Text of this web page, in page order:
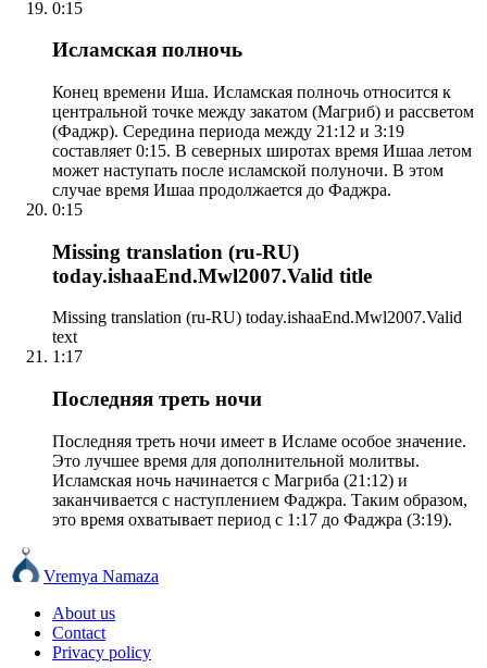
0:15
Исламская полночь
Конец времени Иша. Исламская полночь относится к
центральной точке между закатом (Магриб) и рассветом
(Фаджр). Середина периода между 21:12 и 3:19
составляет 0:15. В северных широтах время Ишаа летом
может наступать после исламской полуночи. В этом
случае время Ишаа продолжается до Фаджра.
0:15
Missing translation (ru-RU)
today.ishaaEnd.Mwl2007.Valid title
Missing translation (ru-RU) today.ishaaEnd.Mwl2007.Valid
text
1:17
Последняя треть ночи
Последняя треть ночи имеет в Исламе особое значение.
Это лучшее время для дополнительной молитвы.
Исламская ночь начинается с Магриба (21:12) и
заканчивается с наступлением Фаджра. Таким образом,
это время охватывает период с 1:17 до Фаджра (3:19).
Vremya Namaza
About us
Contact
Privacy policy